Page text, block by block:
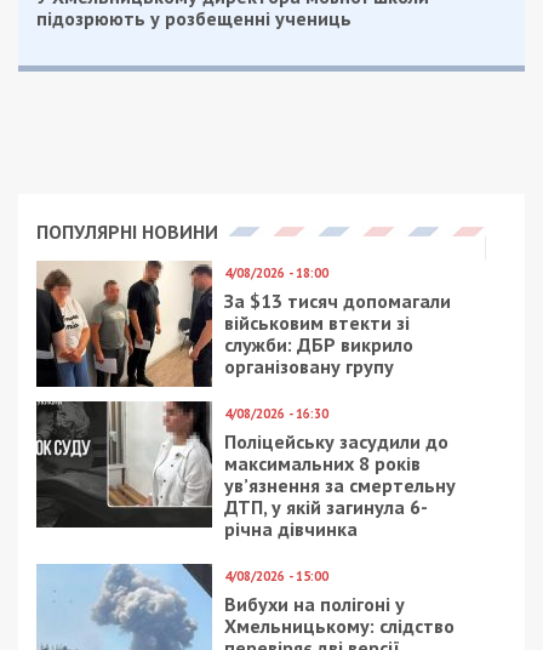
Общие боевые потери россиян с 24 февраля по
24 апреля ориентировочно составили:
– около 21 900 личного состава;
– 884 танка;
– 2258 боевых бронированных машин;
– 411 артиллерийских систем;
– 149 РСЗО;
– 181 самолет;
– 154 вертолета;
– 1566 единиц автомобильной техники;